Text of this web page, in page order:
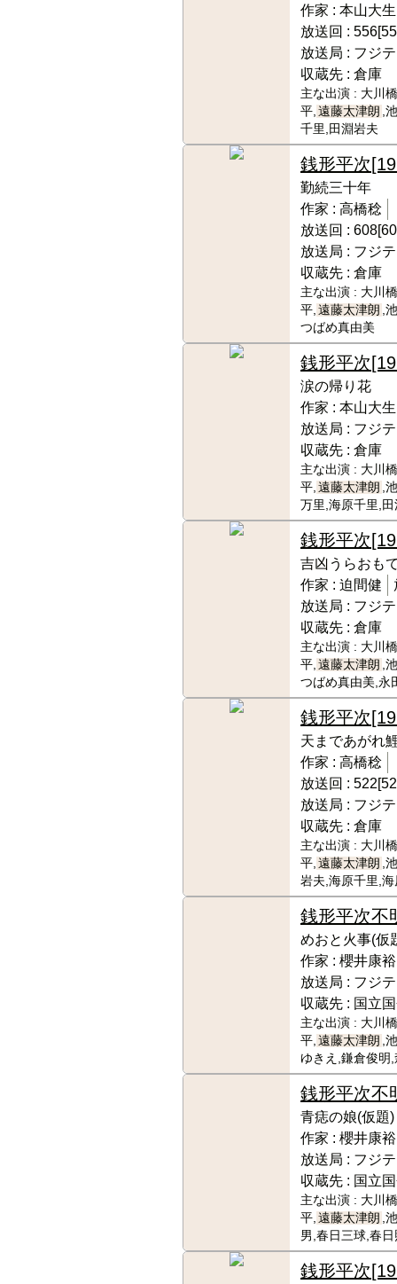
作家 : 本山大生
放送回 :
放送局 : フジ
収蔵先 : 倉庫
主な出演 : 大川
平, 遠藤太津朗 ,
千里,田淵岩夫
銭形平次
勤続三十年
作家 : 高橋稔
放送回 :
放送局 : フジ
収蔵先 : 倉庫
主な出演 : 大川
平, 遠藤太津朗 ,
つばめ真由美
銭形平次
涙の帰り花
作家 : 本山大生
放送局 : フジ
収蔵先 : 倉庫
主な出演 : 大川
平, 遠藤太津朗 ,
万里,海原千里,田
銭形平次
吉凶うらおも
作家 : 迫間健
放送局 : フジ
収蔵先 : 倉庫
主な出演 : 大川
平, 遠藤太津朗 ,
つばめ真由美,永
銭形平次
天まであがれ
作家 : 高橋稔
放送回 :
放送局 : フジ
収蔵先 : 倉庫
主な出演 : 大川
平, 遠藤太津朗 ,
岩夫,海原千里,海
銭形平次不
めおと火事(仮
作家 : 櫻井康裕
放送局 : フジ
収蔵先 : 国立
主な出演 : 大川
平, 遠藤太津朗 ,
ゆきえ,鎌倉俊明
銭形平次不
青痣の娘(仮題)
作家 : 櫻井康裕
放送局 : フジ
収蔵先 : 国立
主な出演 : 大川
平, 遠藤太津朗 ,
男,春日三球,春
銭形平次